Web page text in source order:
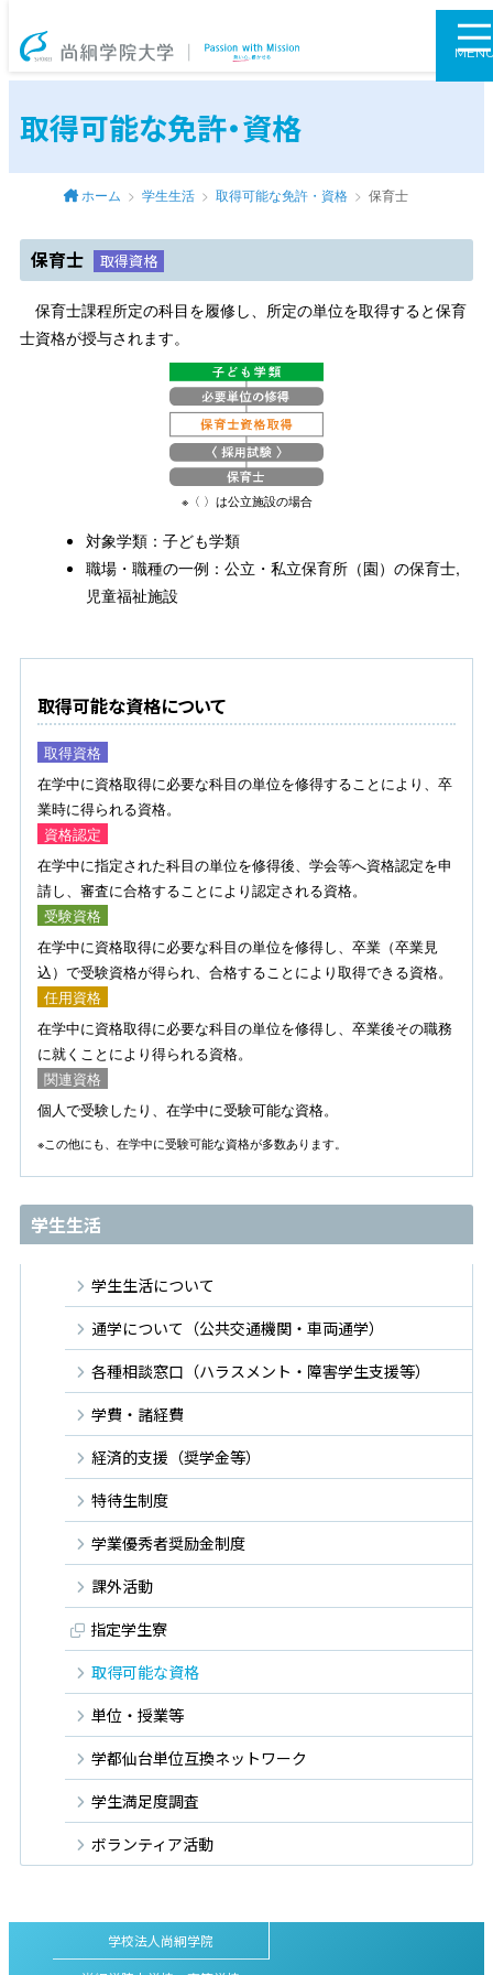
尚絅学院大学
取得可能な免許・資格
ホーム 学生生活 取得可能な免許・資格 保育士
保育士 取得資格
保育士課程所定の科目を履修し、所定の単位を取得すると保育
士資格が授与されます。
※〈 〉は公立施設の場合
対象学類：子ども学類
職場・職種の一例：公立・私立保育所（園）の保育士,
児童福祉施設
取得可能な資格について
取得資格
在学中に資格取得に必要な科目の単位を修得することにより、卒
業時に得られる資格。
資格認定
在学中に指定された科目の単位を修得後、学会等へ資格認定を申
請し、審査に合格することにより認定される資格。
受験資格
在学中に資格取得に必要な科目の単位を修得し、卒業（卒業見
込）で受験資格が得られ、合格することにより取得できる資格。
任用資格
在学中に資格取得に必要な科目の単位を修得し、卒業後その職務
に就くことにより得られる資格。
関連資格
個人で受験したり、在学中に受験可能な資格。
※この他にも、在学中に受験可能な資格が多数あります。
学生生活
学生生活について
通学について（公共交通機関・車両通学）
各種相談窓口（ハラスメント・障害学生支援等）
学費・諸経費
経済的支援（奨学金等）
特待生制度
学業優秀者奨励金制度
課外活動
指定学生寮
取得可能な資格
単位・授業等
学都仙台単位互換ネットワーク
学生満足度調査
ボランティア活動
学校法人尚絅学院